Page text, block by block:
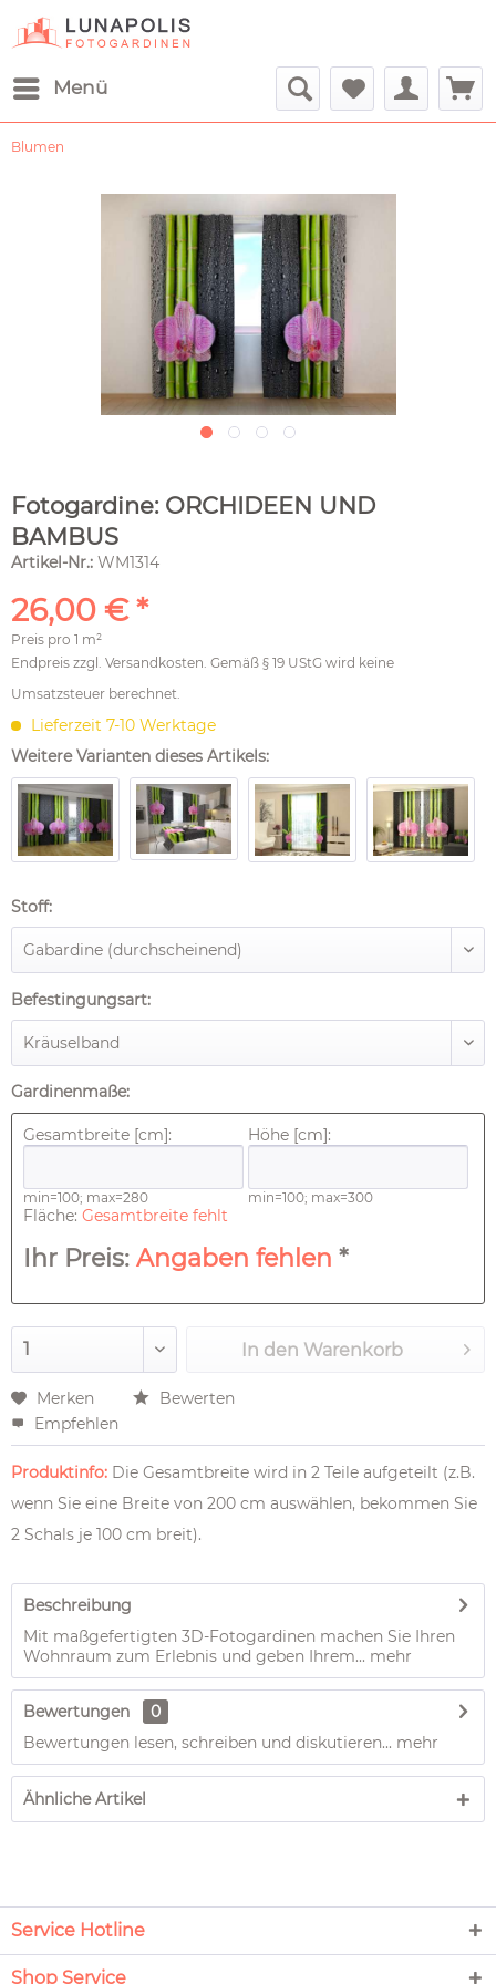
Menü
Blumen
Fotogardine: ORCHIDEEN UND
BAMBUS
Artikel-Nr.: WM1314
26,00 € *
Preis pro 1 m²
Endpreis zzgl. Versandkosten. Gemäß § 19 UStG wird keine
Umsatzsteuer berechnet.
Lieferzeit 7-10 Werktage
Weitere Varianten dieses Artikels:
Stoff:
Befestingungsart:
Gardinenmaße:
Gesamtbreite [cm]: Höhe [cm]:
min=100; max=280 min=100; max=300
Fläche: Gesamtbreite fehlt
Ihr Preis: Angaben fehlen *
In den Warenkorb
Merken
Bewerten
Empfehlen
Produktinfo: Die Gesamtbreite wird in 2 Teile aufgeteilt (z.B.
wenn Sie eine Breite von 200 cm auswählen, bekommen Sie
2 Schals je 100 cm breit).
Beschreibung
Mit maßgefertigten 3D-Fotogardinen machen Sie Ihren
Wohnraum zum Erlebnis und geben Ihrem... mehr
Bewertungen
0
Bewertungen lesen, schreiben und diskutieren... mehr
Ähnliche Artikel
Service Hotline
Shop Service